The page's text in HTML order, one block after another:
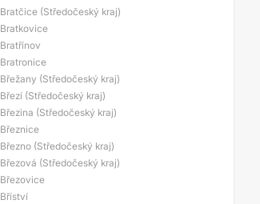
Bratčice (Středočeský kraj)
Bratkovice
Bratřínov
Bratronice
Břežany (Středočeský kraj)
Březí (Středočeský kraj)
Březina (Středočeský kraj)
Březnice
Březno (Středočeský kraj)
Březová (Středočeský kraj)
Březovice
Bříství